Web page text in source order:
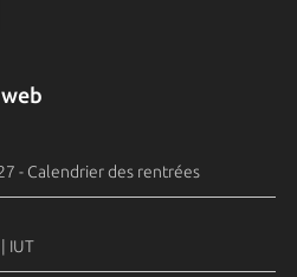
- Calendrier des rentrées
IUT